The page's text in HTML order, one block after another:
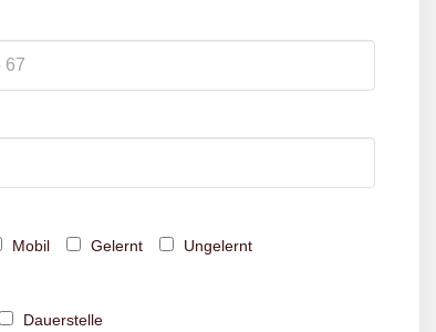
Mobil Gelernt Ungelernt
Dauerstelle